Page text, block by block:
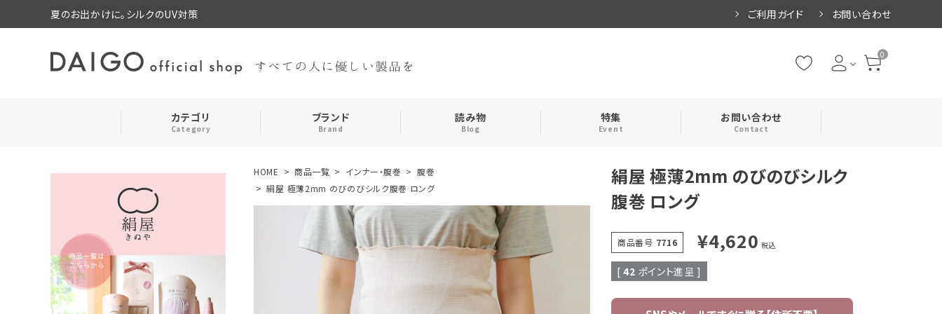
夏のお出かけに。シルクのUV対策 ご利用ガイド お問い合わせ
0
カテゴリ
Category
靴下・レッグウォーマー 手袋・アームカバー インナー・腹巻
おやすみアイテム
コスメ・その他 メンズ
ブランド
Brand
読み物
Blog
特集
Event
お問い合わせ
Contact
search HOME 商品一覧 インナー・腹巻
腹巻
絹屋 極薄2mm のびのびシルク腹巻 ロング
絹屋 極薄2mm のびのびシルク
腹巻 ロング
商品番号 7716 ¥4,620 税込
[ 42 ポイント進呈 ]